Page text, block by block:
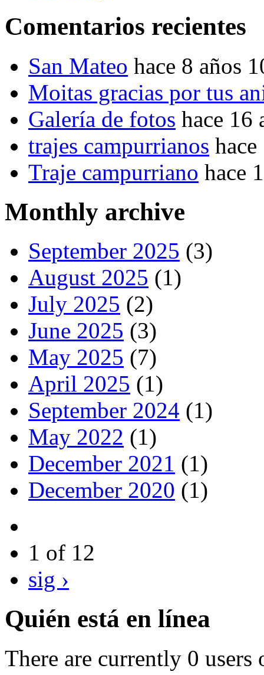
Comentarios recientes
San Mateo hace 8 años
Moitas gracias por tus
Galería de fotos hace 16
trajes campurrianos
Traje campurriano hace
Monthly archive
September 2025 (3)
August 2025 (1)
July 2025 (2)
June 2025 (3)
May 2025 (7)
April 2025 (1)
September 2024 (1)
May 2022 (1)
December 2021 (1)
December 2020 (1)
1 of 12
sig ›
Quién está en línea
There are currently 0 users